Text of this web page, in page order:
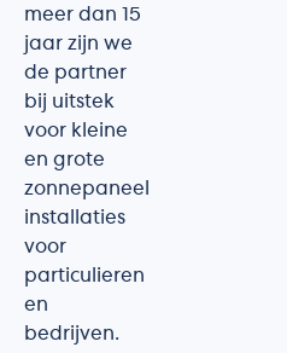
meer dan 15
jaar zijn we
de partner
bij uitstek
voor kleine
en grote
zonnepaneel
installaties
voor
particulieren
en
bedrijven.